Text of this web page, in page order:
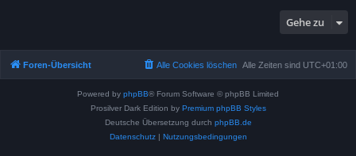
Gehe zu
Foren-Übersicht Alle Zeiten sind UTC+01:00
Alle Cookies löschen
Powered by phpBB® Forum Software © phpBB Limited
Prosilver Dark Edition by Premium phpBB Styles
Deutsche Übersetzung durch phpBB.de
Datenschutz| Nutzungsbedingungen